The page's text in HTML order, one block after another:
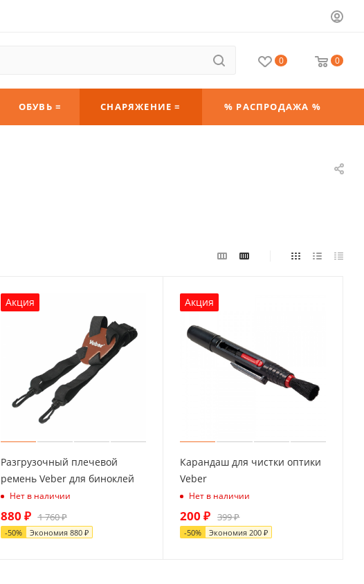
0 0
ОБУВЬ ≡ СНАРЯЖЕНИЕ ≡ % РАСПРОДАЖА %
Акция
Разгрузочный плечевой
ремень Veber для биноклей
Нет в наличии
880 ₽ 1 760₽
-50% Экономия 880₽
Акция
Карандаш для чистки оптики
Veber
Нет в наличии
200 ₽ 399₽
-50% Экономия 200 ₽